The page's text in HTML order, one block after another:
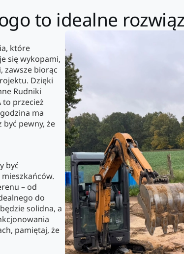
to idealne
które
się wykopami,
zawsze biorąc
Dzięki
Rudniki
przecież
ma
być pewny, że
być
– od
do
solidna, a
pamiętaj, że